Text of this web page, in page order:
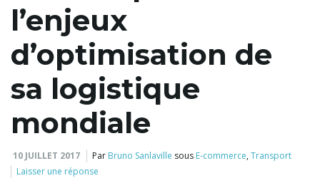
l’enjeux
d’optimisation de
sa logistique
mondiale
10 JUILLET 2017 Par Bruno Sanlaville sous E-commerce,Transport
Laisser une réponse